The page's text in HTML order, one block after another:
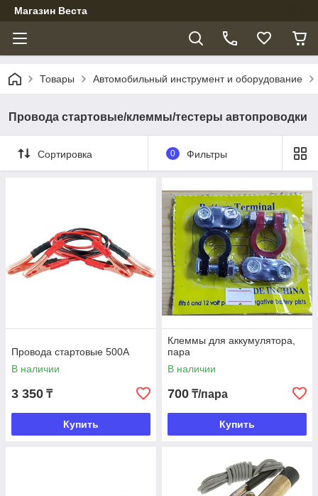
Магазин Веста
Товары Автомобильный инструмент и оборудование
Провода стартовые/клеммы/тестеры автопроводки
Сортировка 0 Фильтры
Провода стартовые 500А
В наличии
3 350 ₸
Купить
Клеммы для аккумулятора,
пара
В наличии
700 ₸/пара
Купить